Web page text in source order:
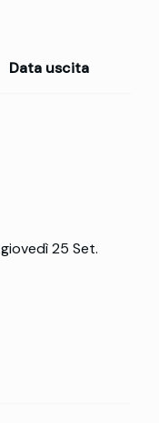
Data uscita
giovedì 25 Set.